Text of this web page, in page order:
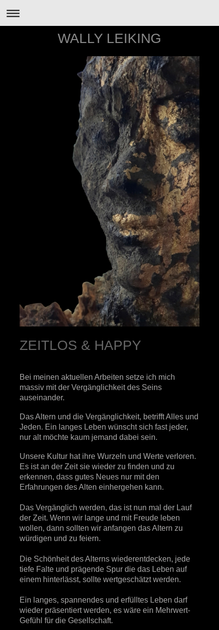
WALLY LEIKING
ZEITLOS & HAPPY​
Bei meinen aktuellen Arbeiten setze ich mich
massiv mit der Vergänglichkeit des Seins
auseinander.
Das Altern und die Vergänglichkeit, betrifft Alles und
Jeden. Ein langes Leben wünscht sich fast jeder,
nur alt möchte kaum jemand dabei sein.
Unsere Kultur hat ihre Wurzeln und Werte verloren.
Es ist an der Zeit sie wieder zu finden und zu
erkennen, dass gutes Neues nur mit den
Erfahrungen des Alten einhergehen kann.
Das Vergänglich werden, das ist nun mal der Lauf
der Zeit. Wenn wir lange und mit Freude leben
wollen, dann sollten wir anfangen das Altern zu
würdigen und zu feiern.
Die Schönheit des Alterns wiederentdecken, jede
tiefe Falte und prägende Spur die das Leben auf
einem hinterlässt, sollte wertgeschätzt werden.
Ein langes, spannendes und erfülltes Leben darf
wieder präsentiert werden, es wäre ein Mehrwert-
Gefühl für die Gesellschaft.